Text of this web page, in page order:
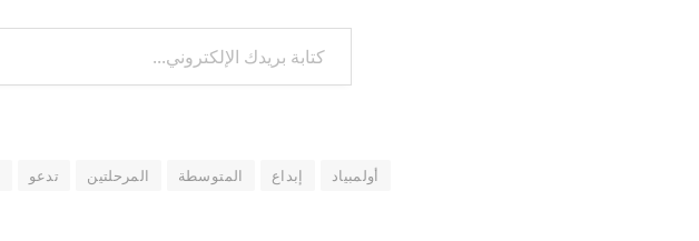
كتابة بريدك الإلكتروني...
أولمبياد إبداع المتوسطة المرحلتين تدعو